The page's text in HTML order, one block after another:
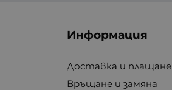
Информация
Доставка и плащане
Връщане и замяна